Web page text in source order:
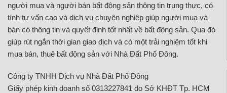
người mua và người bán bất động sản thông tin trung thực, có
tính tư vấn cao và dịch vụ chuyên nghiệp giúp người mua và
bán có thông tin và quyết định tốt nhất về bất động sản. Qua đó
giúp rút ngắn thời gian giao dịch và có một trải nghiệm tốt khi
mua bán, thuê bất động sản với Nhà Đất Phố Đông.
Công ty TNHH Dịch vụ Nhà Đất Phố Đông
Giấy phép kinh doanh số 0313227841 do Sở KHĐT Tp. HCM